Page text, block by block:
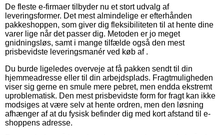
De fleste e-firmaer tilbyder nu et stort udvalg af
leveringsformer. Det mest almindelige er efterhånden
pakkeshoppen, som giver dig fleksibiliteten til at hente dine
varer lige når det passer dig. Metoden er jo meget
gnidningsløs, samt i mange tilfælde også den mest
prisbevidste leveringsmanér ved køb af .
Du burde ligeledes overveje at få pakken sendt til din
hjemmeadresse eller til din arbejdsplads. Fragtmuligheden
viser sig gerne en smule mere pebret, men endda ekstremt
uproblematisk. Den mest prisbevidste form for fragt kan ikke
modsiges at være selv at hente ordren, men den løsning
afhænger af at du fysisk befinder dig med kort afstand til e-
shoppens adresse.